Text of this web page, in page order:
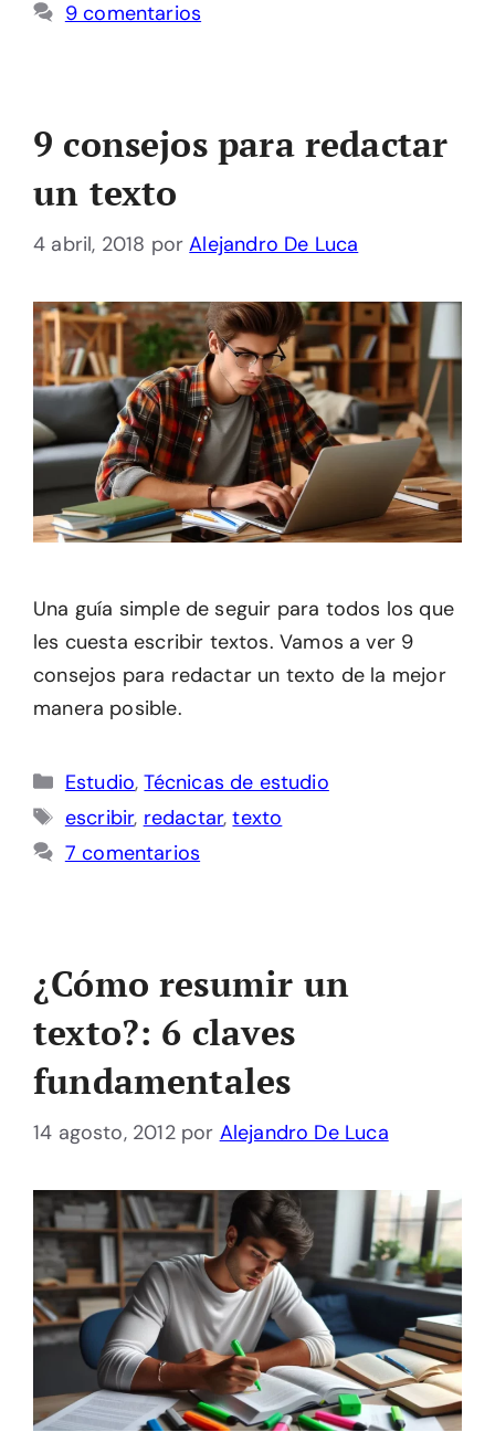
9 comentarios
9 consejos para redactar
un texto
4 abril, 2018 porAlejandro De Luca
Una guía simple de seguir para todos los que
les cuesta escribir textos. Vamos a ver 9
consejos para redactar un texto de la mejor
manera posible.
Categorías
Estudio,Técnicas de estudio
Etiquetas
escribir, redactar,texto
7 comentarios
¿Cómo resumir un
texto?: 6 claves
fundamentales
14 agosto, 2012 por Alejandro De Luca